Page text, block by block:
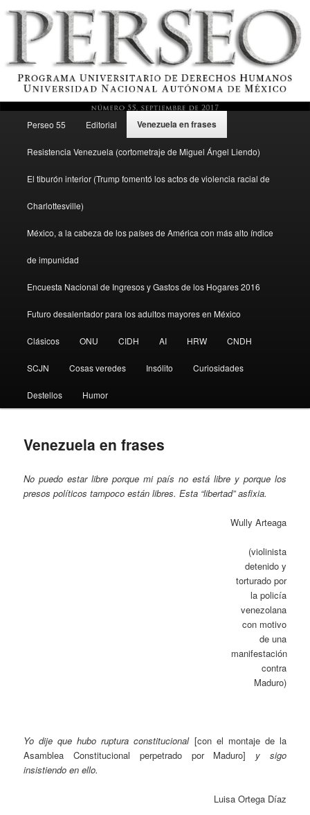
Perseo – PUDH UNAM
Ir al contenido secundario
Perseo 55 Editorial Venezuela en frases
Resistencia Venezuela (cortometraje de Miguel Ángel Liendo)
El tiburón interior (Trump fomentó los actos de violencia racial de
Charlottesville)
México, a la cabeza de los países de América con más alto índice
de impunidad
Encuesta Nacional de Ingresos y Gastos de los Hogares 2016
Futuro desalentador para los adultos mayores en México
Clásicos ONU CIDH AI HRW CNDH
SCJN Cosas veredes Insólito Curiosidades
Destellos Humor
Venezuela en frases
No puedo estar libre porque mi país no está libre y porque los
presos políticos tampoco están libres. Esta “libertad” asfixia.
Wully Arteaga
(violinista
detenido y
torturado por
la policía
venezolana
con motivo
de una
manifestación
contra
Maduro)
Yo dije que hubo ruptura constitucional [con el montaje de la
Asamblea Constitucional perpetrado por Maduro] y sigo
insistiendo en ello.
Luisa Ortega Díaz